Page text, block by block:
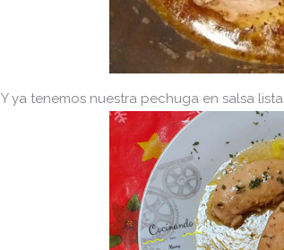
Y ya tenemos nuestra pechuga en salsa lista